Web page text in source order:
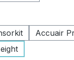
Accuair